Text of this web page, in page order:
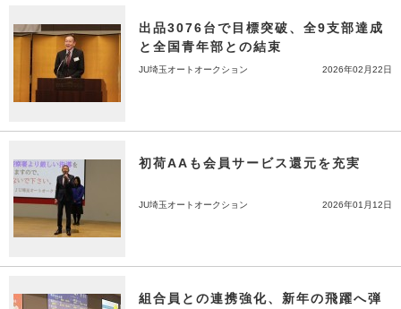
出品3076台で目標突破、全9支部達成
と全国青年部との結束
JU埼玉オートオークション 2026年02月22日
初荷AAも会員サービス還元を充実
JU埼玉オートオークション 2026年01月12日
組合員との連携強化、新年の飛躍へ弾